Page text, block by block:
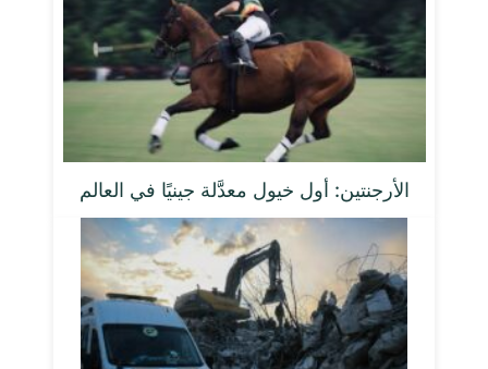
الأرجنتين: أول خيول معدَّلة جينيًا في العالم